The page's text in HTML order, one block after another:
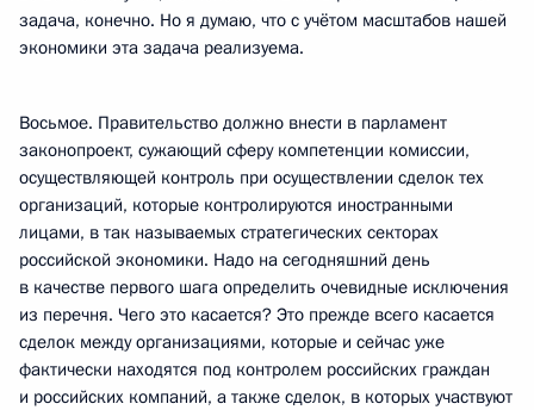
задача, конечно. Но я думаю, что с учётом масштабов нашей
экономики эта задача реализуема.
Восьмое. Правительство должно внести в парламент
законопроект, сужающий сферу компетенции комиссии,
осуществляющей контроль при осуществлении сделок тех
организаций, которые контролируются иностранными
лицами, в так называемых стратегических секторах
российской экономики. Надо на сегодняшний день
в качестве первого шага определить очевидные исключения
из перечня. Чего это касается? Это прежде всего касается
сделок между организациями, которые и сейчас уже
фактически находятся под контролем российских граждан
и российских компаний, а также сделок, в которых участвуют